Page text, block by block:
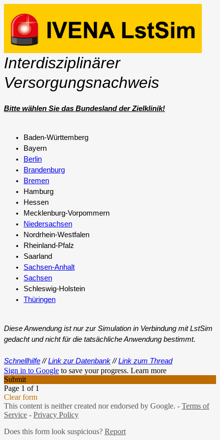
Interdisziplinärer
Versorgungsnachweis
Bitte wählen Sie das Bundesland der Zielklinik!
Baden-Württemberg
Bayern
Berlin
Brandenburg
Bremen
Hamburg
Hessen
Mecklenburg-Vorpommern
Niedersachsen
Nordrhein-Westfalen
Rheinland-Pfalz
Saarland
Sachsen-Anhalt
Sachsen
Schleswig-Holstein
Thüringen
Diese Anwendung ist nur zur Simulation in Verbindung mit LstSim
gedacht und nicht für die tatsächliche Anwendung bestimmt.
Schnellhilfe // Link zur Datenbank // Link zum Thread
Sign in to Google to save your progress. Learn more
Submit
Page 1 of 1
Clear form
This content is neither created nor endorsed by Google. - Terms of
Service - Privacy Policy
Does this form look suspicious? Report